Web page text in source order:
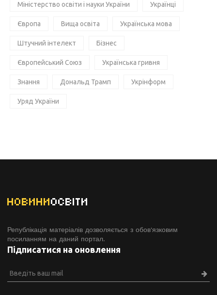
Міністерство освіти і науки України Українці
Європа Вища освіта Українська мова
Штучний інтелект Бізнес
Європейський Союз Українська гривня
Знання Дональд Трамп Укрінформ
Уряд України
НОВИНИОСВІТИ
Републікація матеріалів дозволяється з обов'язковим
посиланням на даний портал.
Підписатися на оновлення